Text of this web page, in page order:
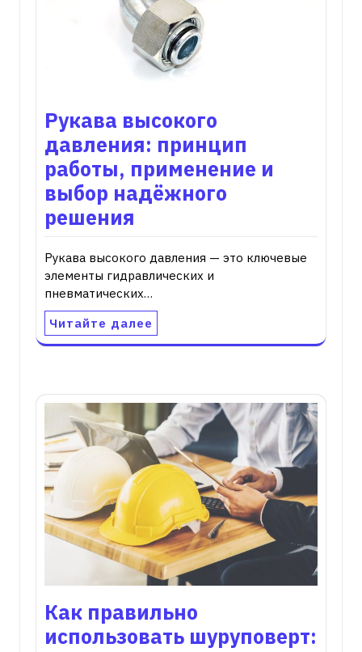
Рукава высокого
давления: принцип
работы, применение и
выбор надёжного
решения
Рукава высокого давления — это ключевые
элементы гидравлических и
пневматических…
Читайте далее
Как правильно
использовать шуруповерт: